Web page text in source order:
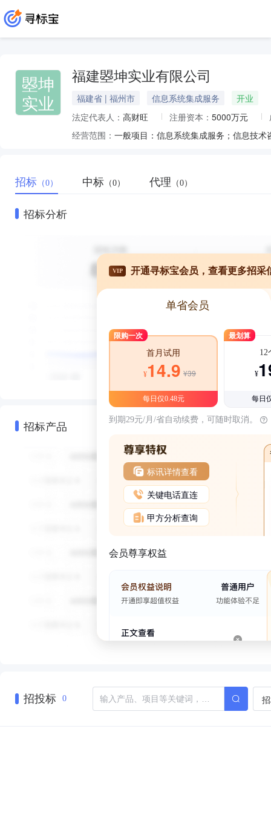
曌坤
实业
福建曌坤实业有限公司
福建省 | 福州市 信息系统集成服务
开业
法定代表人： 高财旺 注册资本： 5000万元
经营范围：
招标 （0） 中标 （0） 代理 （0）
招标分析
招标产品
VIP 开通寻标宝会员，查看更多招采
单省会员
限购一次
首月试用
¥14.9 ¥39
每日仅0.48元
最划算
12
¥
每日
到期29元/月/省自动续费，可随时取消。
标讯详情查看
关键电话直连
甲方分析查询
会员尊享权益
招投标 0